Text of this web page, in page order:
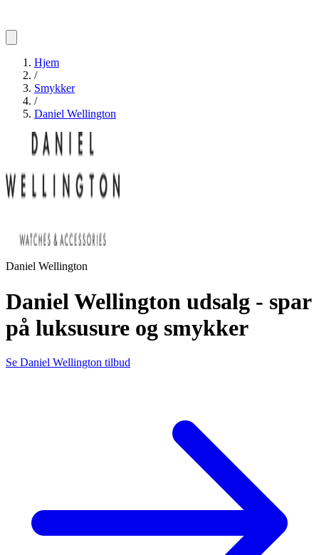
Hjem
/
Smykker
/
Daniel Wellington
Daniel Wellington
Daniel Wellington udsalg - spar
på luksusure og smykker
Se Daniel Wellington tilbud